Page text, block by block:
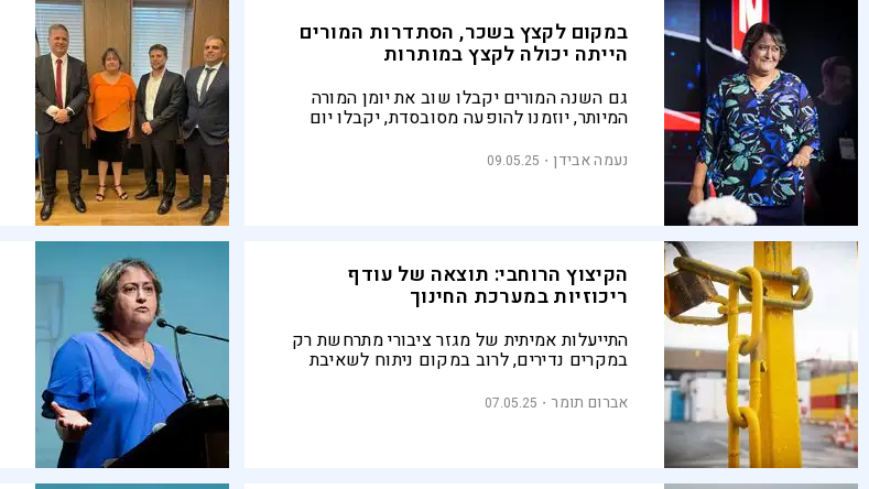
במקום לקצץ בשכר, הסתדרות המורים
הייתה יכולה לקצץ במותרות
גם השנה המורים יקבלו שוב את יומן המורה
המיותר, יוזמנו להופעה מסובסדת, יקבלו יום
פרסומות של הסתדרות המורים, וישאלו את
עצמם: למה כל הכסף הזה לא מנותב לשכרם?
נעמה אבידן 09.05.25
הקיצוץ הרוחבי: תוצאה של עודף
ריכוזיות במערכת החינוך
התייעלות אמיתית של מגזר ציבורי מתרחשת רק
במקרים נדירים, לרוב במקום ניתוח לשאיבת
הרגליים. תקצוב בתי הספר צריך להפוך למבוזר,
אברום תומר 07.05.25